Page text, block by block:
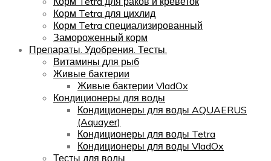
Корм Tetra для цихлид
Корм Tetra специализированный
Замороженный корм
Препараты. Удобрения. Тесты.
Витамины для рыб
Живые бактерии
Живые бактерии VladOx
Кондиционеры для воды
Кондиционеры для воды AQUAERUS
(Aquayer)
Кондиционеры для воды Tetra
Кондиционеры для воды VladOx
Тесты для воды